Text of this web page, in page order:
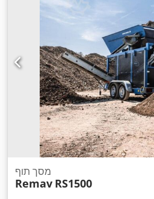
מסך תוף
Remav RS1500